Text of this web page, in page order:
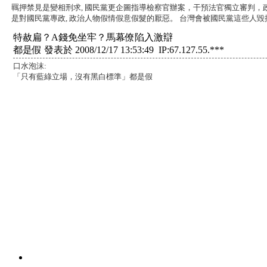
羈押禁見是變相刑求, 國民黨更企圖指導檢察官辦案，干預法官獨立審判，
是對國民黨專政, 政治人物假情假意假髮的厭惡。 台灣會被國民黨這些人毀
特赦扁？A錢免坐牢？馬幕僚陷入激辯
都是假 發表於 2008/12/17 13:53:49 IP:67.127.55.***
口水泡沫:
「只有藍綠立場，沒有黑白標準」都是假